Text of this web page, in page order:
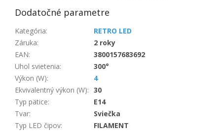
Dodatočné parametre
Kategória:
RETRO LED
Záruka:
2 roky
EAN:
3800157683692
Uhol svietenia:
300°
Výkon (W):
4
Ekvivalentný výkon (W): 30
Typ pätice:
E14
Tvar:
Sviečka
Typ LED čipov:
FILAMENT